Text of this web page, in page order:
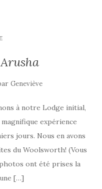
Geneviève
à notre Lodge initial,
expérience
jours. Nous en avons
du Woolsworth! (Vous
ont été prises la
[…]